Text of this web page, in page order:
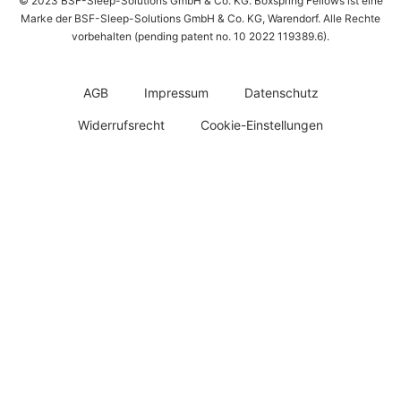
Marke der BSF-Sleep-Solutions GmbH & Co. KG, Warendorf. Alle Rechte
vorbehalten (pending patent no. 10 2022 119389.6).
AGB Impressum Datenschutz
Widerrufsrecht Cookie-Einstellungen